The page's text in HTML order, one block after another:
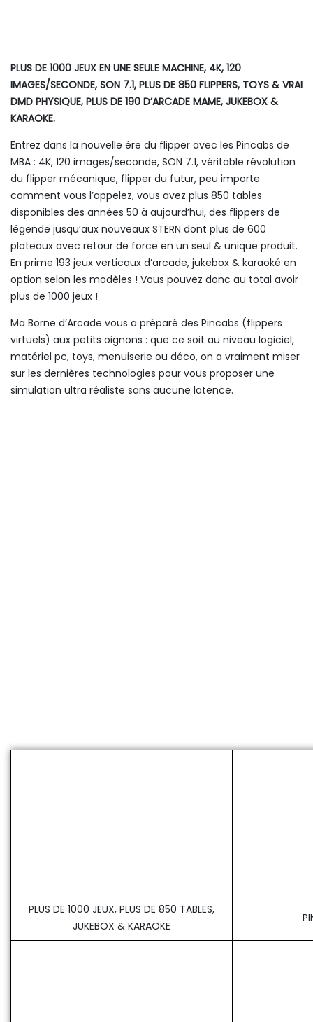
PLUS DE 1000 JEUX EN UNE SEULE MACHINE, 4K, 120
IMAGES/SECONDE, SON 7.1, PLUS DE 850 FLIPPERS, TOYS & VRAI
DMD PHYSIQUE, PLUS DE 190 D’ARCADE MAME, JUKEBOX &
KARAOKE.
Entrez dans la nouvelle ère du flipper avec les Pincabs de
MBA : 4K, 120 images/seconde, SON 7.1, véritable révolution
du flipper mécanique, flipper du futur, peu importe
comment vous l’appelez, vous avez plus 850 tables
disponibles des années 50 à aujourd’hui, des flippers de
légende jusqu’aux nouveaux STERN dont plus de 600
plateaux avec retour de force en un seul & unique produit.
En prime 193 jeux verticaux d’arcade, jukebox & karaoké en
option selon les modèles ! Vous pouvez donc au total avoir
plus de 1000 jeux !
Ma Borne d’Arcade vous a préparé des Pincabs (flippers
virtuels) aux petits oignons : que ce soit au niveau logiciel,
matériel pc, toys, menuiserie ou déco, on a vraiment miser
sur les dernières technologies pour vous proposer une
simulation ultra réaliste sans aucune latence.
PLUS DE 1000 JEUX, PLUS DE 850 TABLES,
JUKEBOX & KARAOKE